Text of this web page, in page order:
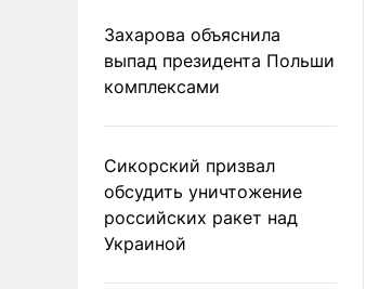
Захарова объяснила
выпад президента Польши
комплексами
Сикорский призвал
обсудить уничтожение
российских ракет над
Украиной